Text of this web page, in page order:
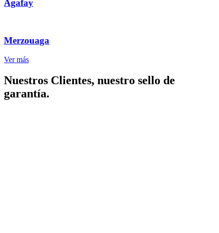
Agafay
Merzouaga
Ver más
Nuestros Clientes, nuestro sello de
garantía.